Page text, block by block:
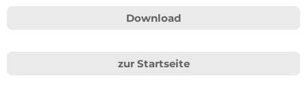
Download
zur Startseite